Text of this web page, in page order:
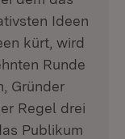
Ideen
kürt, wird
Runde
Gründer
Regel drei
Publikum